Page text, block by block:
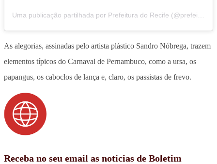
As alegorias, assinadas pelo artista plástico Sandro Nóbrega, trazem
elementos típicos do Carnaval de Pernambuco, como a ursa, os
papangus, os caboclos de lança e, claro, os passistas de frevo.
Receba no seu email as notícias de Boletim